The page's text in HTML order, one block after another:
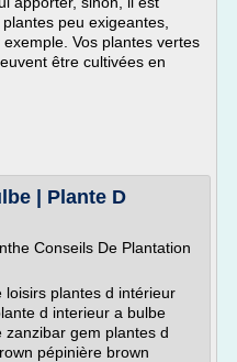
peu exigeantes,
Vos plantes vertes
être cultivées en
| Plante D
Conseils De Plantation
plantes d intérieur
d interieur a bulbe
gem plantes d
pépinière brown